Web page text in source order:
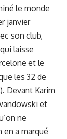
le monde
janvier
son club,
laisse
et le
les 32 de
Devant Karim
et
ne
en a marqué